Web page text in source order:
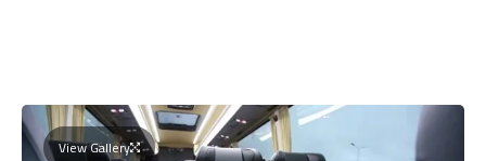
View Gallery